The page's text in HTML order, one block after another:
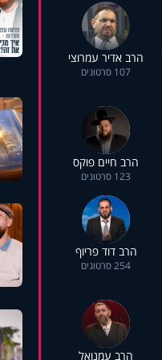
הרב אדיר עמרוצי
107 סרטונים
הרב חיים פוקס
123 סרטונים
הרב דוד פריוף
254 סרטונים
הרב עמנואל